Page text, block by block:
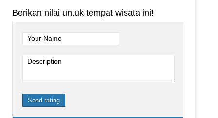
Berikan nilai untuk tempat wisata ini!
Your Name
Description
Send rating